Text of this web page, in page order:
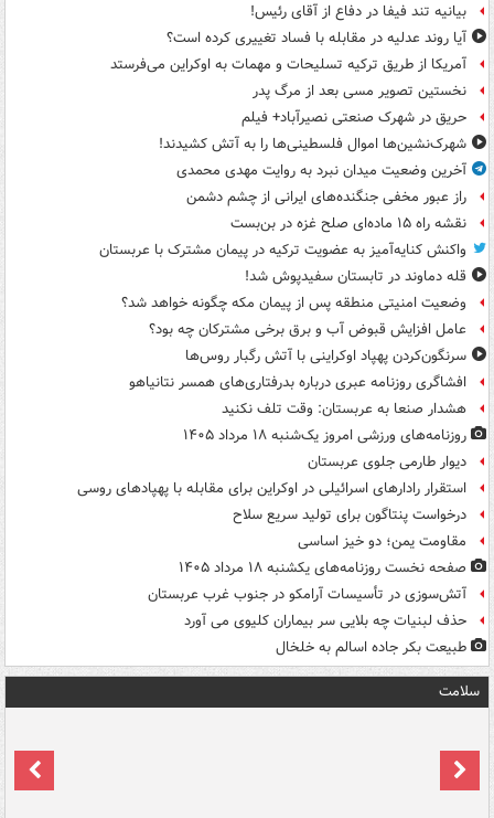
بیانیه تند فیفا در دفاع از آقای رئیس!
آیا روند عدلیه در مقابله با فساد تغییری کرده است؟
آمریکا از طریق ترکیه تسلیحات و مهمات به اوکراین می‌فرستد
نخستین تصویر مسی بعد از مرگ پدر
حریق در شهرک صنعتی نصیرآباد+ فیلم
شهرک‌نشین‌ها اموال فلسطینی‌ها را به آتش کشیدند!
آخرین وضعیت میدان نبرد به روایت مهدی محمدی
راز عبور مخفی جنگنده‌های ایرانی از چشم دشمن
نقشه راه ۱۵ ماده‌ای صلح غزه در بن‌بست
واکنش کنایه‌آمیز به عضویت ترکیه در پیمان مشترک با عربستان
قله دماوند در تابستان سفیدپوش شد!
وضعیت امنیتی منطقه پس از پیمان مکه چگونه خواهد شد؟
عامل افزایش قبوض آب و برق برخی مشترکان چه بود؟
سرنگون‌کردن پهپاد اوکراینی با آتش رگبار روس‌ها
افشاگری روزنامه عبری درباره بدرفتاری‌های همسر نتانیاهو
هشدار صنعا به عربستان: وقت تلف نکنید
روزنامه‌های ورزشی امروز یک‌شنبه ۱۸ مرداد ۱۴۰۵
دیوار طارمی جلوی عربستان
استقرار رادارهای اسرائیلی در اوکراین برای مقابله با پهپادهای روسی
درخواست پنتاگون برای تولید سریع سلاح
مقاومت یمن؛ دو خیز اساسی
صفحه نخست روزنامه‌های یکشنبه ۱۸ مرداد ۱۴۰۵
آتش‌سوزی در تأسیسات آرامکو در جنوب غرب عربستان
حذف لبنیات چه بلایی سر بیماران کلیوی می آورد
طبیعت بکر جاده اسالم به خلخال
سلامت